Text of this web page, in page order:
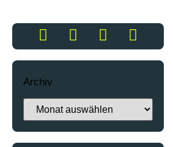
Archiv